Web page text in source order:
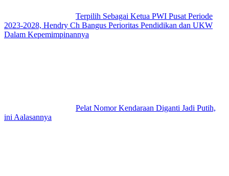
Terpilih Sebagai Ketua PWI Pusat Periode
2023-2028, Hendry Ch Bangus Perioritas Pendidikan dan UKW
Dalam Kepemimpinannya
Pelat Nomor Kendaraan Diganti Jadi Putih,
ini Aalasannya